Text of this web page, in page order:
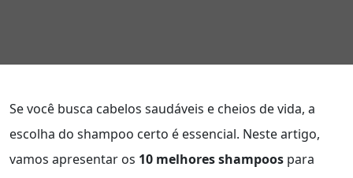
Se você busca cabelos saudáveis e cheios de vida, a
escolha do shampoo certo é essencial. Neste artigo,
vamos apresentar os 10 melhores shampoos para